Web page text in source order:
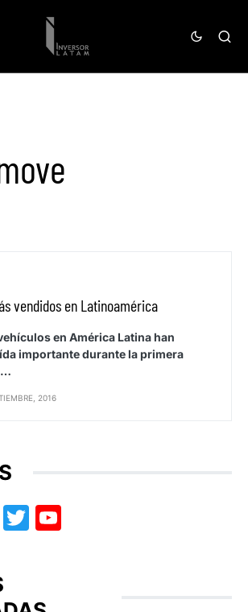
vendidos en Latinoamérica
en América Latina han
importante durante la primera
2016
LinkedIn
Twitter